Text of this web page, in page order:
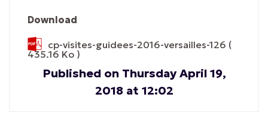
Download
cp-visites-guidees-2016-versailles-126 (
435.16 Ko )
Published on Thursday April 19,
2018 at 12:02